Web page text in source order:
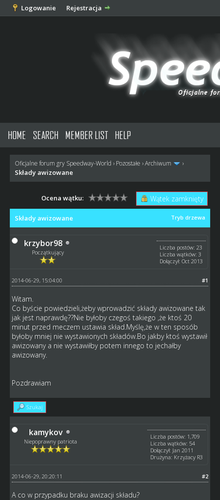
Logowanie Rejestracja
HOME SEARCH MEMBER LIST HELP
Oficjalne forum gry Speedway-World › Pozostałe ›Archiwum ›
Składy awizowane
Wątek zamknięty
Ocena wątku:
Tryb drzewa
Składy awizowane
krzybor98
Początkujący
Liczba postów: 23
Liczba wątków: 3
Dołączył: Oct 2013
#1
2014-06-29, 15:04:00
Witam.
Co byście powiedzieli,żeby wprowadzić składy awizowane tak
jak jest naprawdę??Nie byłoby czegoś takiego ,że ktoś 20
minut przed meczem ustawia skład.Myślę,że w ten sposób
byłoby mniej nie wystawionych składów.Bo jakby ktoś wystawił
awizowany a nie wystawiłby potem innego to jechałby
awizowany.
Pozdrawiam
Szukaj
kamykov
Niepoprawny patriota
Liczba postów: 1,709
Liczba wątków: 54
Dołączył: Jan 2011
Drużyna: Krzyżacy R3
#2
2014-06-29, 20:20:11
A co w przypadku braku awizacji składu?